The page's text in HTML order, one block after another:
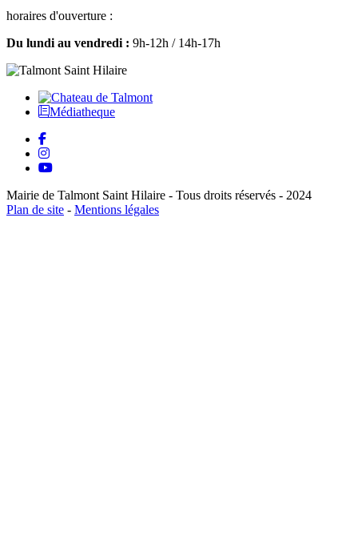
horaires d'ouverture :
Du lundi au vendredi : 9h-12h / 14h-17h
Médiatheque
Mairie de Talmont Saint Hilaire - Tous droits réservés - 2024
Plan de site - Mentions légales